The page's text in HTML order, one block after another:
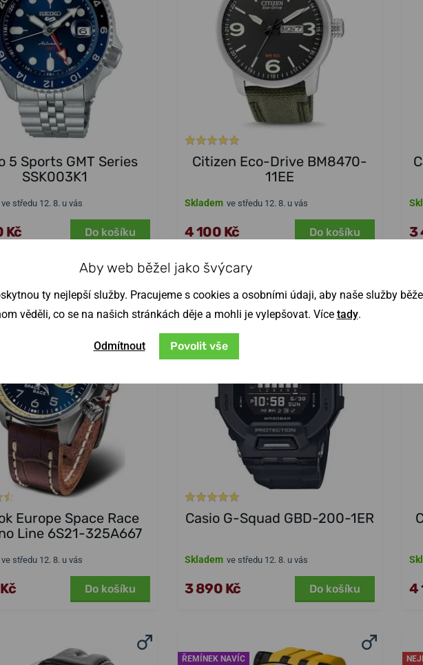
5 Sports GMT Series
SSK003K1
ve středu 12. 8. u vás
Kč Do košíku
Citizen Eco-Drive BM8470-
11EE
Skladem ve středu 12. 8. u vás
4 100 Kč Do košíku 3
Europe Space Race
Line 6S21-325A667
ve středu 12. 8. u vás
Do košíku
Casio G-Squad GBD-200-1ER
Skladem ve středu 12. 8. u vás
3 890 Kč Do košíku
NA
4
ŘEMÍNEK NAVÍC
Aby web běžel jako švýcary
ty nejlepší služby. Pracujeme s cookies a osobními údaji, aby naše služby
věděli, co se na našich stránkách děje a mohli je vylepšovat. Více tady.
Odmítnout Povolit vše